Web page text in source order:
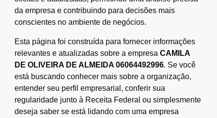
da empresa e contribuindo para decisões mais
conscientes no ambiente de negócios.
Esta página foi construída para fornecer informações
relevantes e atualizadas sobre a empresa CAMILA
DE OLIVEIRA DE ALMEIDA 06064492996. Se você
está buscando conhecer mais sobre a organização,
entender seu perfil empresarial, conferir sua
regularidade junto à Receita Federal ou simplesmente
deseja saber se está lidando com uma empresa